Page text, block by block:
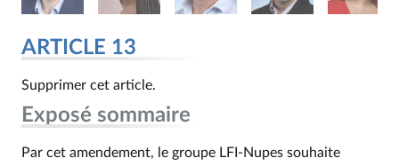
ARTICLE 13
Supprimer cet article.
Exposé sommaire
Par cet amendement, le groupe LFI-Nupes souhaite